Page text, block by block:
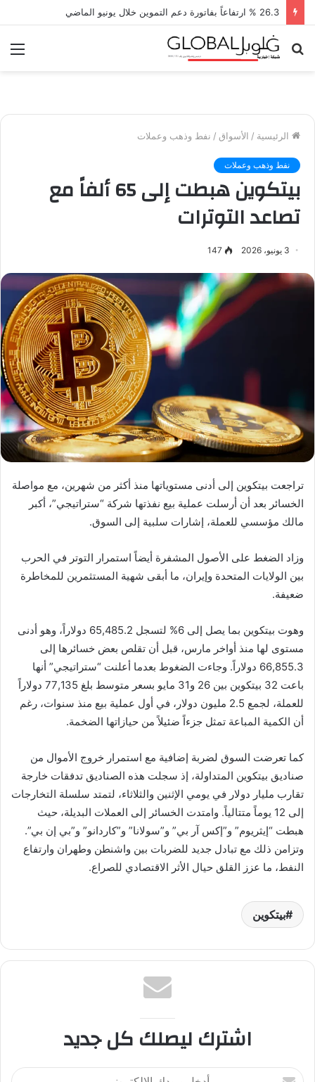
26.3 % ارتفاعاً بفاتورة دعم التموين خلال يونيو الماضي
بحث
الرئيسية / الأسواق / نفط وذهب وعملات
نفط وذهب وعملات
بيتكوين هبطت إلى 65 ألفاً مع
تصاعد التوترات
3 يونيو، 2026 147
تراجعت بيتكوين إلى أدنى مستوياتها منذ أكثر من شهرين، مع مواصلة
الخسائر بعد أن أرسلت عملية بيع نفذتها شركة “ستراتيجي”، أكبر
مالك مؤسسي للعملة، إشارات سلبية إلى السوق.
وزاد الضغط على الأصول المشفرة أيضاً استمرار التوتر في الحرب
بين الولايات المتحدة وإيران، ما أبقى شهية المستثمرين للمخاطرة
ضعيفة.
وهوت بيتكوين بما يصل إلى 6% لتسجل 65,485.2 دولاراً، وهو أدنى
مستوى لها منذ أواخر مارس، قبل أن تقلص بعض خسائرها إلى
66,855.3 دولاراً. وجاءت الضغوط بعدما أعلنت “ستراتيجي” أنها
باعت 32 بيتكوين بين 26 و31 مايو بسعر متوسط بلغ 77,135 دولاراً
للعملة، لجمع 2.5 مليون دولار، في أول عملية بيع منذ سنوات، رغم
أن الكمية المباعة تمثل جزءاً ضئيلاً من حيازاتها الضخمة.
كما تعرضت السوق لضربة إضافية مع استمرار خروج الأموال من
صناديق بيتكوين المتداولة، إذ سجلت هذه الصناديق تدفقات خارجة
تقارب مليار دولار في يومي الإثنين والثلاثاء، لتمتد سلسلة التخارجات
إلى 12 يوماً متتالياً. وامتدت الخسائر إلى العملات البديلة، حيث
هبطت “إيثريوم” و”إكس آر بي” و”سولانا” و”كاردانو” و”بي إن بي”.
وتزامن ذلك مع تبادل جديد للضربات بين واشنطن وطهران وارتفاع
النفط، ما عزز القلق حيال الأثر الاقتصادي للصراع.
بيتكوين
اشترك ليصلك كل جديد
أ